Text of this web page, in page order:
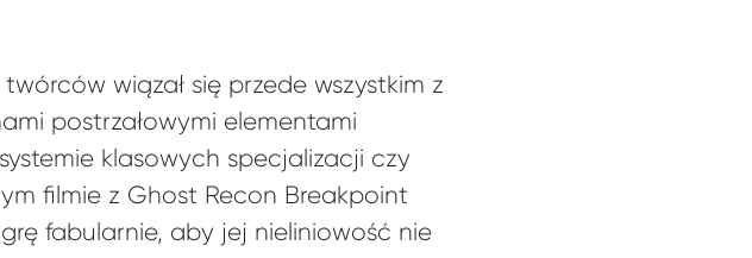
wiązał się przede wszystkim z
postrzałowymi elementami
klasowych specjalizacji czy
filmie z Ghost Recon Breakpoint
fabularnie, aby jej nieliniowość nie